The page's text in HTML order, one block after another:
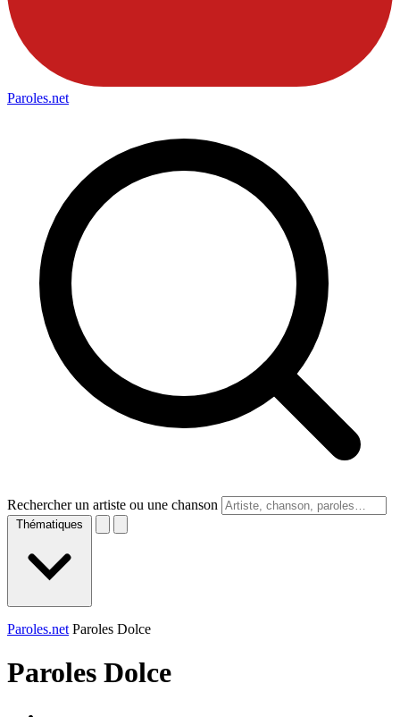
Paroles.net
Rechercher un artiste ou une chanson
Thématiques
Paroles.net Paroles Dolce
Paroles Dolce